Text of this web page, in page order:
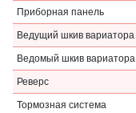
Приборная панель
Ведущий шкив вариатора
Ведомый шкив вариатора
Реверс
Тормозная система